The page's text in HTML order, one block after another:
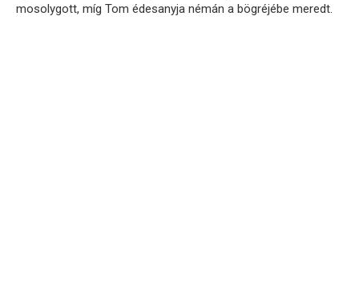
mosolygott, míg Tom édesanyja némán a bögréjébe meredt.